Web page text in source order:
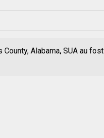
Alabama, SUA au fost